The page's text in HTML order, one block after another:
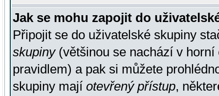
Jak se mohu zapojit do
Připojit se do uživatelské skupiny
skupiny(většinou se nachází v horní
pravidlem) a pak si můžete
skupiny mají otevřený přístup,